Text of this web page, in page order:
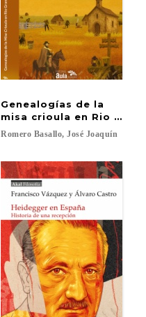
Genealogías de la
misa crioula en Rio
Romero Basallo, José Joaquín